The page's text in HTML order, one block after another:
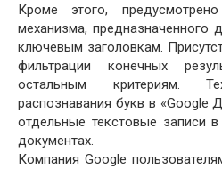
Кроме этого,
механизма, предназначенного
ключевым заголовкам.
фильтрации конечных
остальным критериям.
распознавания букв в «Google
отдельные текстовые записи
документах.
Компания Google